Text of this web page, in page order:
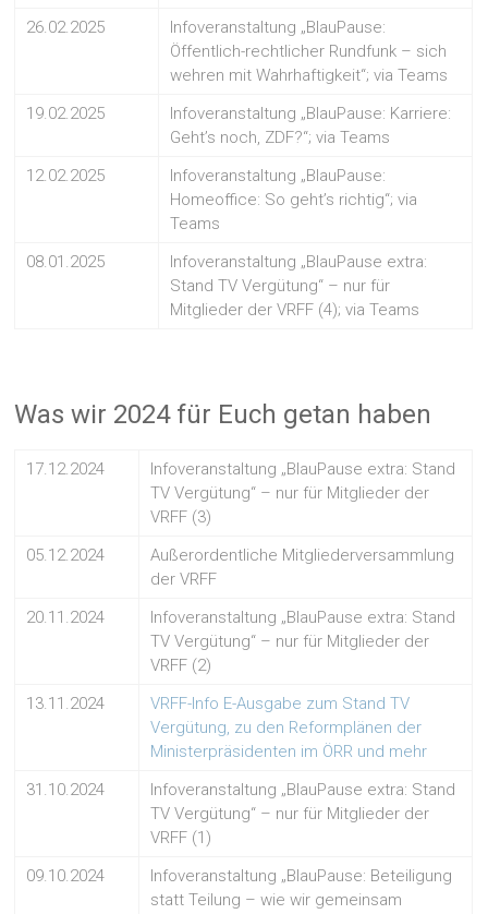
26.02.2025
Infoveranstaltung „BlauPause:
Öffentlich-rechtlicher Rundfunk – sich
wehren mit Wahrhaftigkeit“; via Teams
19.02.2025
Infoveranstaltung „BlauPause: Karriere:
Geht’s noch, ZDF?“; via Teams
12.02.2025
Infoveranstaltung „BlauPause:
Homeoffice: So geht’s richtig“; via
Teams
08.01.2025
Infoveranstaltung „BlauPause extra:
Stand TV Vergütung“ – nur für
Mitglieder der VRFF (4); via Teams
Was wir 2024 für Euch getan haben
17.12.2024
Infoveranstaltung „BlauPause extra: Stand
TV Vergütung“ – nur für Mitglieder der
VRFF (3)
05.12.2024
Außerordentliche Mitgliederversammlung
der VRFF
20.11.2024
Infoveranstaltung „BlauPause extra: Stand
TV Vergütung“ – nur für Mitglieder der
VRFF (2)
13.11.2024
VRFF-Info E-Ausgabe zum Stand TV
Vergütung, zu den Reformplänen der
Ministerpräsidenten im ÖRR und mehr
31.10.2024
Infoveranstaltung „BlauPause extra: Stand
TV Vergütung“ – nur für Mitglieder der
VRFF (1)
09.10.2024
Infoveranstaltung „BlauPause: Beteiligung
statt Teilung – wie wir gemeinsam